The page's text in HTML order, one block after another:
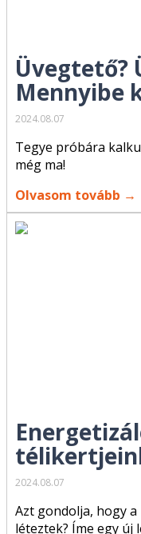
Üvegtető?
Mennyibe
2024.08.07
Tegye próbára
még ma!
Olvasom tovább →
2024.08.07
Azt gondolja, hogy
léteztek? Íme egy új